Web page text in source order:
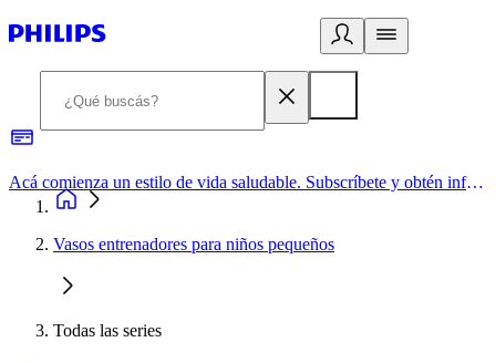
Acá comienza un estilo de vida saludable. Subscríbete y obtén información de primera mano
Vasos entrenadores para niños pequeños
Todas las series